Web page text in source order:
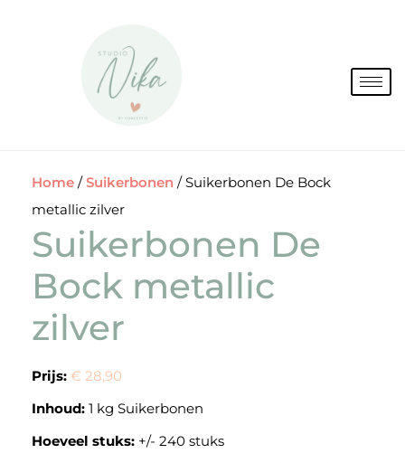
Home /Suikerbonen / Suikerbonen De Bock
metallic zilver
Suikerbonen De
Bock metallic
zilver
Prijs: € 28,90
Inhoud: 1 kg Suikerbonen
Hoeveel stuks: +/- 240 stuks